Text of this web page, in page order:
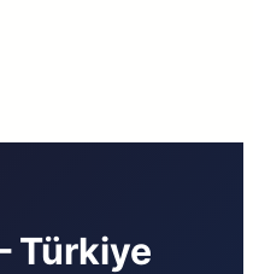
Türkiye